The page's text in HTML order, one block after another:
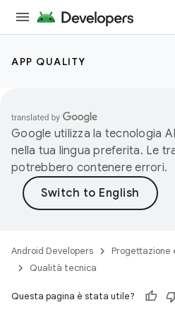
APP QUALITY
Google utilizza la tecnologia
nella tua lingua preferita. Le
potrebbero contenere errori.
Android Developers Progettazione
Qualità tecnica
Questa pagina è stata utile?